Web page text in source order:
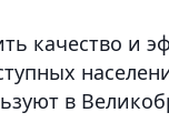
качество и
в